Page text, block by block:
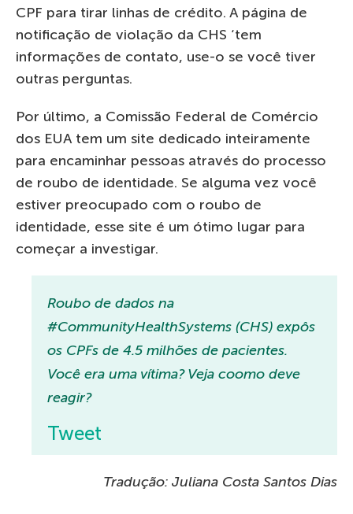
CPF para tirar linhas de crédito. A página de
notificação de violação da CHS ‘tem
informações de contato, use-o se você tiver
outras perguntas.
Por último, a Comissão Federal de Comércio
dos EUA tem um site dedicado inteiramente
para encaminhar pessoas através do processo
de roubo de identidade. Se alguma vez você
estiver preocupado com o roubo de
identidade, esse site é um ótimo lugar para
começar a investigar.
Roubo de dados na
#CommunityHealthSystems (CHS) expôs
os CPFs de 4.5 milhões de pacientes.
Você era uma vítima? Veja coomo deve
reagir?
Tweet
Tradução: Juliana Costa Santos Dias